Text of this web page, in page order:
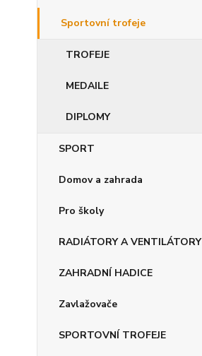
Sportovní trofeje
TROFEJE
MEDAILE
DIPLOMY
SPORT
Domov a zahrada
Pro školy
RADIÁTORY A VENTILÁTORY
ZAHRADNÍ HADICE
Zavlažovače
SPORTOVNÍ TROFEJE